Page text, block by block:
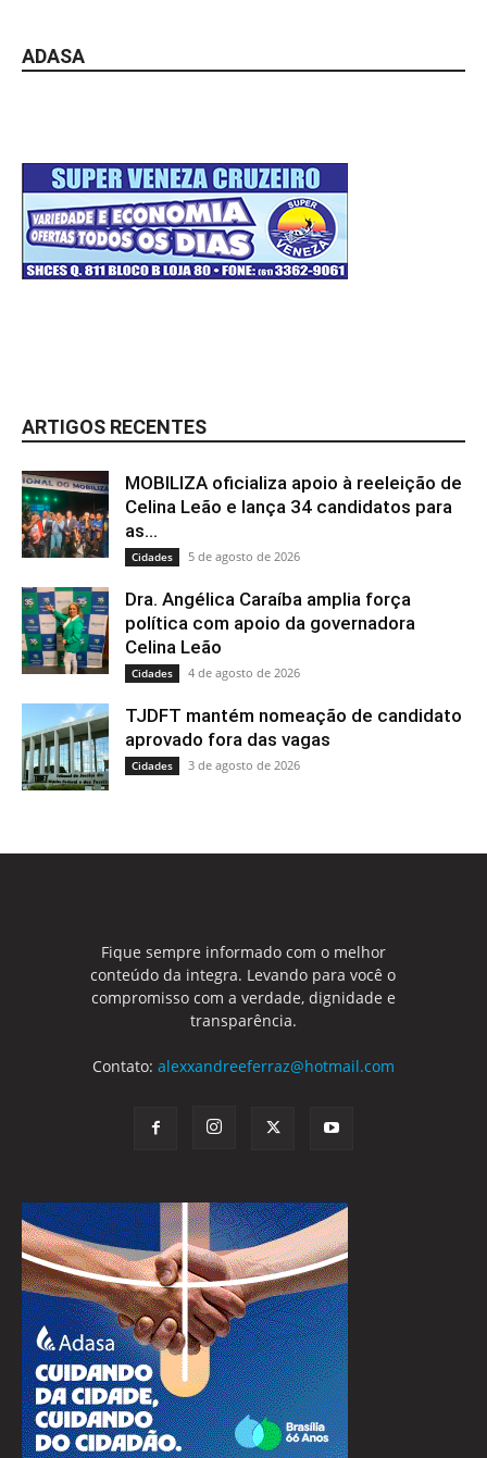
ADASA
ARTIGOS RECENTES
MOBILIZA oficializa apoio à reeleição de
Celina Leão e lança 34 candidatos para
as...
Cidades 5 de agosto de 2026
Dra. Angélica Caraíba amplia força
política com apoio da governadora
Celina Leão
Cidades 4 de agosto de 2026
TJDFT mantém nomeação de candidato
aprovado fora das vagas
Cidades 3 de agosto de 2026
Fique sempre informado com o melhor
conteúdo da integra. Levando para você o
compromisso com a verdade, dignidade e
transparência.
Contato: alexxandreeferraz@hotmail.com